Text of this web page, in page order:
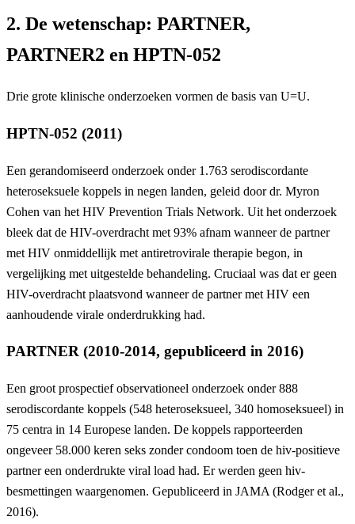
2. De wetenschap: PARTNER,
PARTNER2 en HPTN-052
Drie grote klinische onderzoeken vormen de basis van U=U.
HPTN-052 (2011)
Een gerandomiseerd onderzoek onder 1.763 serodiscordante
heteroseksuele koppels in negen landen, geleid door dr. Myron
Cohen van het HIV Prevention Trials Network. Uit het onderzoek
bleek dat de HIV-overdracht met 93% afnam wanneer de partner
met HIV onmiddellijk met antiretrovirale therapie begon, in
vergelijking met uitgestelde behandeling. Cruciaal was dat er geen
HIV-overdracht plaatsvond wanneer de partner met HIV een
aanhoudende virale onderdrukking had.
PARTNER (2010-2014, gepubliceerd in 2016)
Een groot prospectief observationeel onderzoek onder 888
serodiscordante koppels (548 heteroseksueel, 340 homoseksueel) in
75 centra in 14 Europese landen. De koppels rapporteerden
ongeveer 58.000 keren seks zonder condoom toen de hiv-positieve
partner een onderdrukte viral load had. Er werden geen hiv-
besmettingen waargenomen. Gepubliceerd in JAMA (Rodger et al.,
2016).